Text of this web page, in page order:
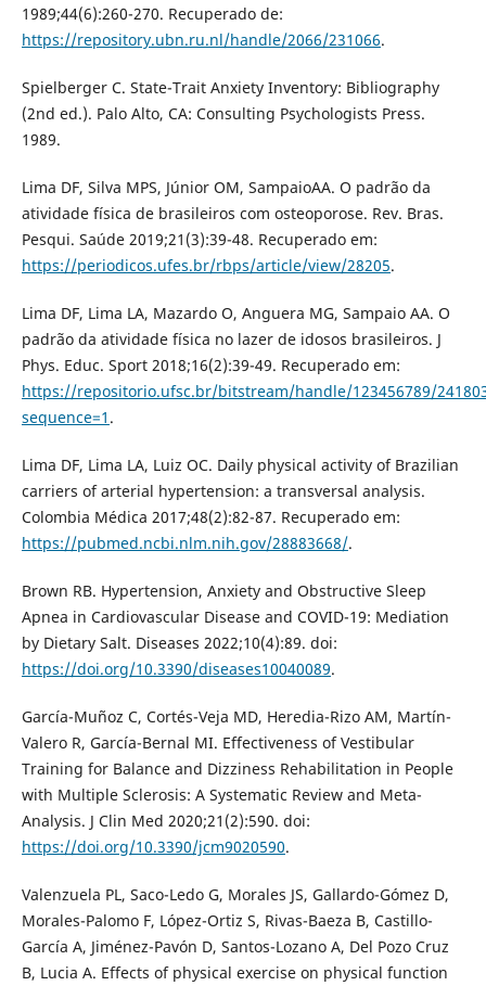
1989;44(6):260-270. Recuperado de:
https://repository.ubn.ru.nl/handle/2066/231066.
Spielberger C. State-Trait Anxiety Inventory: Bibliography
(2nd ed.). Palo Alto, CA: Consulting Psychologists Press.
1989.
Lima DF, Silva MPS, Júnior OM, SampaioAA. O padrão da
atividade física de brasileiros com osteoporose. Rev. Bras.
Pesqui. Saúde 2019;21(3):39-48. Recuperado em:
https://periodicos.ufes.br/rbps/article/view/28205.
Lima DF, Lima LA, Mazardo O, Anguera MG, Sampaio AA. O
padrão da atividade física no lazer de idosos brasileiros. J
Phys. Educ. Sport 2018;16(2):39-49. Recuperado em:
https://repositorio.ufsc.br/bitstream/handle/123456789/
sequence=1 .
Lima DF, Lima LA, Luiz OC. Daily physical activity of Brazilian
carriers of arterial hypertension: a transversal analysis.
Colombia Médica 2017;48(2):82-87. Recuperado em:
https://pubmed.ncbi.nlm.nih.gov/28883668/.
Brown RB. Hypertension, Anxiety and Obstructive Sleep
Apnea in Cardiovascular Disease and COVID-19: Mediation
by Dietary Salt. Diseases 2022;10(4):89. doi:
https://doi.org/10.3390/diseases10040089.
García-Muñoz C, Cortés-Veja MD, Heredia-Rizo AM, Martín-
Valero R, García-Bernal MI. Effectiveness of Vestibular
Training for Balance and Dizziness Rehabilitation in People
with Multiple Sclerosis: A Systematic Review and Meta-
Analysis. J Clin Med 2020;21(2):590. doi:
https://doi.org/10.3390/jcm9020590.
Valenzuela PL, Saco-Ledo G, Morales JS, Gallardo-Gómez D,
Morales-Palomo F, López-Ortiz S, Rivas-Baeza B, Castillo-
García A, Jiménez-Pavón D, Santos-Lozano A, Del Pozo Cruz
B, Lucia A. Effects of physical exercise on physical function